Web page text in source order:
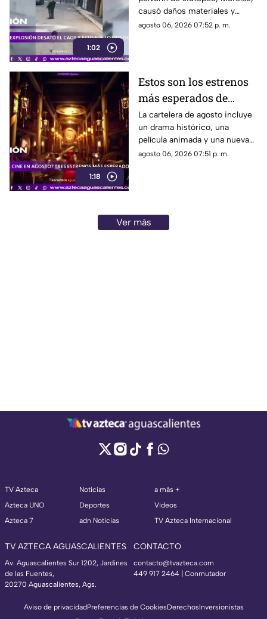
1:02
causó daños materiales y
generó un operativo de
agosto 06, 2026 07:52 p. m.
1:18
Estos son los estrenos
más esperados de
agosto
La cartelera de agosto incluye
un drama histórico, una
película animada y una nueva
entrega de terror para distintos
agosto 06, 2026 07:51 p. m.
Ver más
TV Azteca
Azteca UNO
Azteca 7
Noticias
Deportes
adn Noticias
a más +
Videos
TV Azteca Internacional
TV AZTECA AGUASCALIENTES
Av. Aguascalientes Sur 1202, Jardines
de las Fuentes,
20270 Aguascalientes, Ags.
CONTACTO
contacto@tvazteca.com
449 917 2464 | Conmutador
Aviso de privacidadPreferencias de CookiesDerechosInversionistas